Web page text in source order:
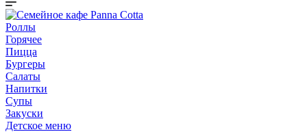
Роллы
Горячее
Пицца
Бургеры
Салаты
Напитки
Супы
Закуски
Детское меню